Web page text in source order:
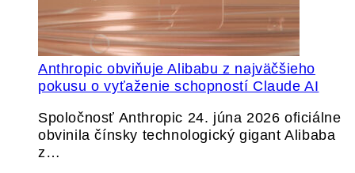
Anthropic obviňuje Alibabu z najväčšieho
pokusu o vyťaženie schopností Claude AI
Spoločnosť Anthropic 24. júna 2026 oficiálne
obvinila čínsky technologický gigant Alibaba
z…